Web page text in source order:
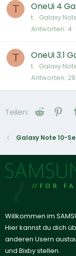
T OneUi 4
t. Galaxy
Antworten 4
T OneUi 3.1
t. Galaxy
Antworten 28
Teilen: Reddit
Galaxy Note 10-
Willkommen im
Hier kannst du dich
anderen Usern
und Bixby stellen.